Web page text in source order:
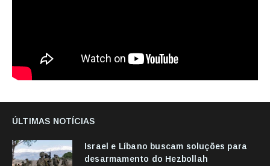
ÚLTIMAS NOTÍCIAS
Israel e Líbano buscam soluções para
desarmamento do Hezbollah